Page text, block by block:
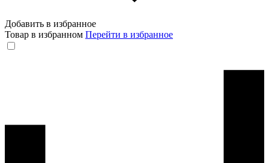
Добавить в избранное
Товар в избранном Перейти в избранное